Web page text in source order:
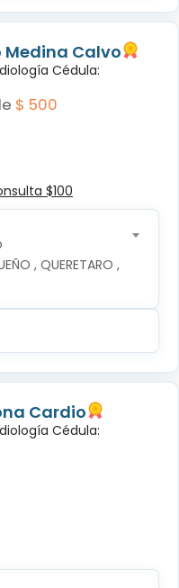
Medina Calvo
Cédula:
$ 500
$100
, QUERETARO ,
Cardio
Cédula: